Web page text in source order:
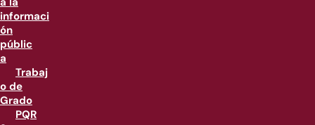
informaci
ón
públic
a
Trabaj
o de
Grado
PQR